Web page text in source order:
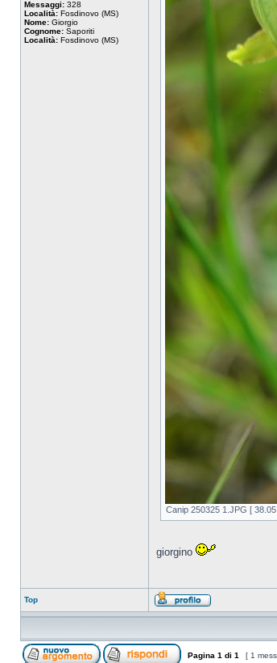
Messaggi: 328
Località: Fosdinovo (MS)
Nome: Giorgio
Cognome: Saporiti
Località: Fosdinovo (MS)
Canip 250325 1.JPG [
giorgino
Top
Pagina 1 di 1 [ 1